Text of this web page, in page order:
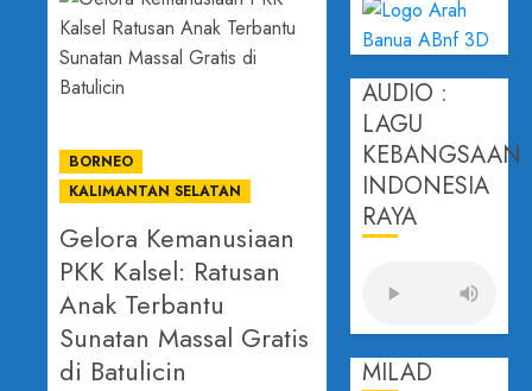
BORNEO
KALIMANTAN SELATAN
Gelora Kemanusiaan
PKK Kalsel: Ratusan
Anak Terbantu
Sunatan Massal Gratis
di Batulicin
AUDIO :
LAGU
KEBANGSAAN
INDONESIA
RAYA
MILAD